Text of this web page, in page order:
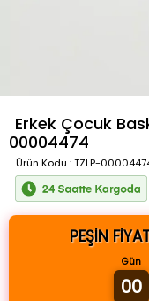
Erkek Çocuk
00004474
Ürün Kodu : TZLP-
PEŞİN
Gün
00